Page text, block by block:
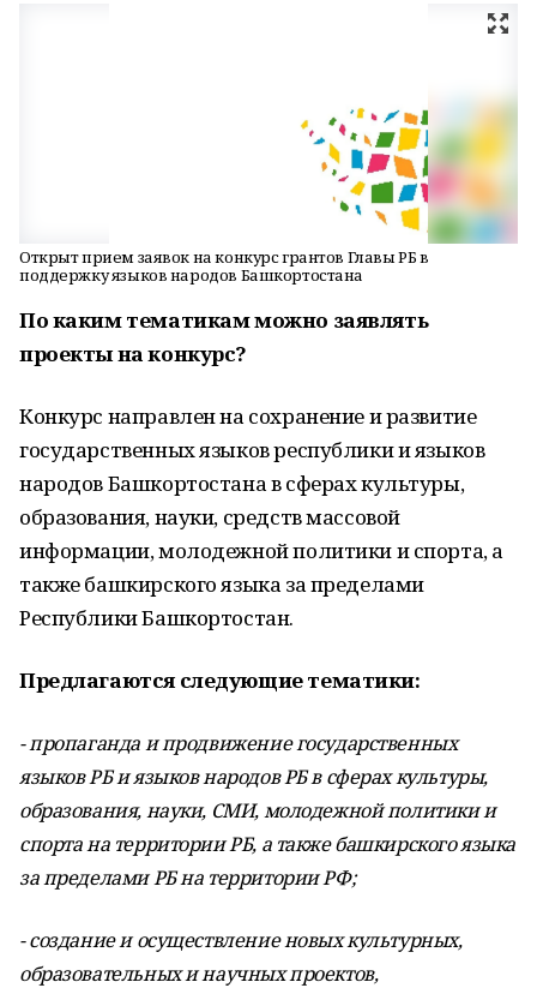
Открыт прием заявок на конкурс грантов Главы РБ в
поддержку языков народов Башкортостана
По каким тематикам можно заявлять
проекты на конкурс?
Конкурс направлен на сохранение и развитие
государственных языков республики и языков
народов Башкортостана в сферах культуры,
образования, науки, средств массовой
информации, молодежной политики и спорта, а
также башкирского языка за пределами
Республики Башкортостан.
Предлагаются следующие тематики:
- пропаганда и продвижение государственных
языков РБ и языков народов РБ в сферах культуры,
образования, науки, СМИ, молодежной политики и
спорта на территории РБ, а также башкирского языка
за пределами РБ на территории РФ;
- создание и осуществление новых культурных,
образовательных и научных проектов,